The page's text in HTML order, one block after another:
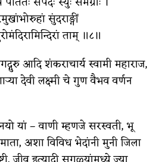
पाऊस होता
तं हू माय…
प्रेत
सुंदराङ्गीं
ताम् ॥८॥
आदि शंकराचार्य स्वामी महाराज,
देवी लक्ष्मी चे गुण वैभव वर्णन
यां – वाणी म्हणजे सरस्वती, भू
अशा विविध भेदांनी मुनी जिला